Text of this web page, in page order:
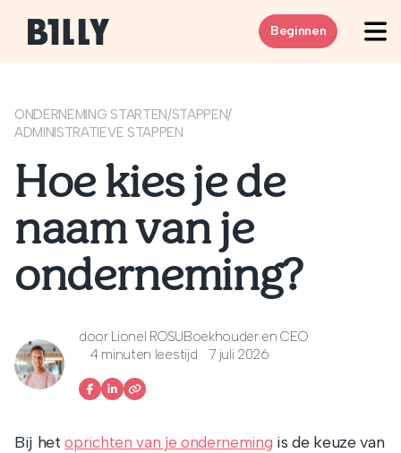
Beginnen
ONDERNEMING STARTEN/STAPPEN/
ADMINISTRATIEVE STAPPEN
Hoe kies je de
naam van je
onderneming?
door Lionel ROSUBoekhouder en CEO
4 minuten leestijd
7 juli 2026
Bij hetoprichten van je onderneming is de keuze van